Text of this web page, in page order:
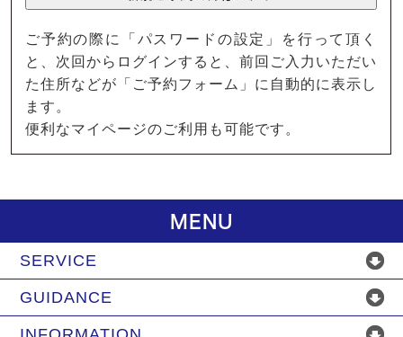
ご予約の際に「パスワードの設定」を行って頂く
と、次回からログインすると、前回ご入力いただい
た住所などが「ご予約フォーム」に自動的に表示し
ます。
便利なマイページのご利用も可能です。
MENU
SERVICE
GUIDANCE